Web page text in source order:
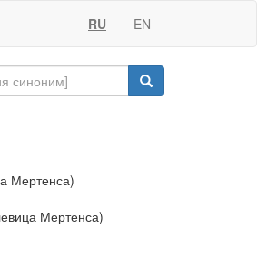
RU EN
Мертенса)
Мертенса)